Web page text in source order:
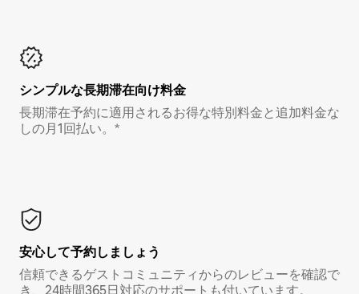
シンプルな長期滞在向け料金
長期滞在予約に適用されるお得な特別料金と追加料金な
しの月1回払い。*
安心して予約しましょう
信頼できるゲストコミュニティからのレビューを確認で
き、24時間365日対応のサポートも付いています。